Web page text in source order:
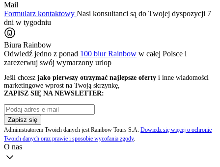
Mail
Formularz kontaktowy Nasi konsultanci są do Twojej dyspozycji 7
dni w tygodniu
Biura Rainbow
Odwiedź jedno z ponad 100 biur Rainbow w całej Polsce i
zarezerwuj swój wymarzony urlop
Jeśli chcesz jako pierwszy otrzymać najlepsze oferty i inne wiadomości
marketingowe wprost na Twoją skrzynkę,
ZAPISZ SIĘ NA NEWSLETTER:
Zapisz się
Administratorem Twoich danych jest Rainbow Tours S.A. Dowiedz się więcej o ochronie
Twoich danych oraz prawie i sposobie wycofania zgody.
O nas